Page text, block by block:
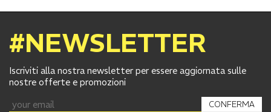
#NEWSLETTER
Iscriviti alla nostra newsletter per essere aggiornata sulle
nostre offerte e promozioni
CONFERMA